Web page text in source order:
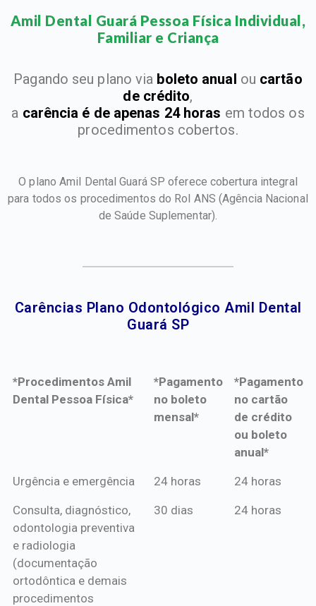
Amil Dental Guará Pessoa Física Individual,
Familiar e Criança​
Pagando seu plano via boleto anual ou cartão
de crédito,
a carência é de apenas 24 horas em todos os
procedimentos cobertos.
O plano Amil Dental Guará SP oferece cobertura integral
para todos os procedimentos do Rol ANS(Agência Nacional
de Saúde Suplementar).
Carências Plano Odontológico Amil Dental
Guará SP​
*Procedimentos Amil
Dental Pessoa Física*
*Pagamento
no boleto
mensal*
*Pagamento
no cartão
de crédito
ou boleto
anual*
*Procedimentos Amil
*Pagamento
mensal*
*Pagamento
de crédito
Urgência e emergência 24 horas 24 horas
Consulta, diagnóstico,
odontologia preventiva
e radiologia
(documentação
ortodôntica e demais
procedimentos
30 dias 24 horas